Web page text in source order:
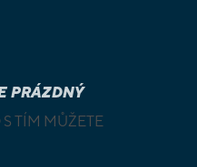
PRÁZDNÝ
S TÍM MŮŽETE